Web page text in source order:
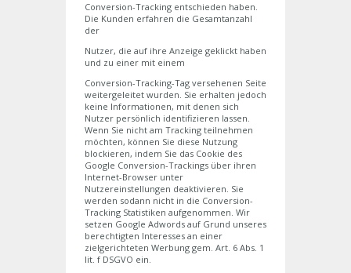
Conversion-Tracking entschieden haben.
Die Kunden erfahren die Gesamtanzahl
der
Nutzer, die auf ihre Anzeige geklickt haben
und zu einer mit einem
Conversion-Tracking-Tag versehenen Seite
weitergeleitet wurden. Sie erhalten jedoch
keine Informationen, mit denen sich
Nutzer persönlich identifizieren lassen.
Wenn Sie nicht am Tracking teilnehmen
möchten, können Sie diese Nutzung
blockieren, indem Sie das Cookie des
Google Conversion-Trackings über ihren
Internet-Browser unter
Nutzereinstellungen deaktivieren. Sie
werden sodann nicht in die Conversion-
Tracking Statistiken aufgenommen. Wir
setzen Google Adwords auf Grund unseres
berechtigten Interesses an einer
zielgerichteten Werbung gem. Art. 6 Abs. 1
lit. f DSGVO ein.